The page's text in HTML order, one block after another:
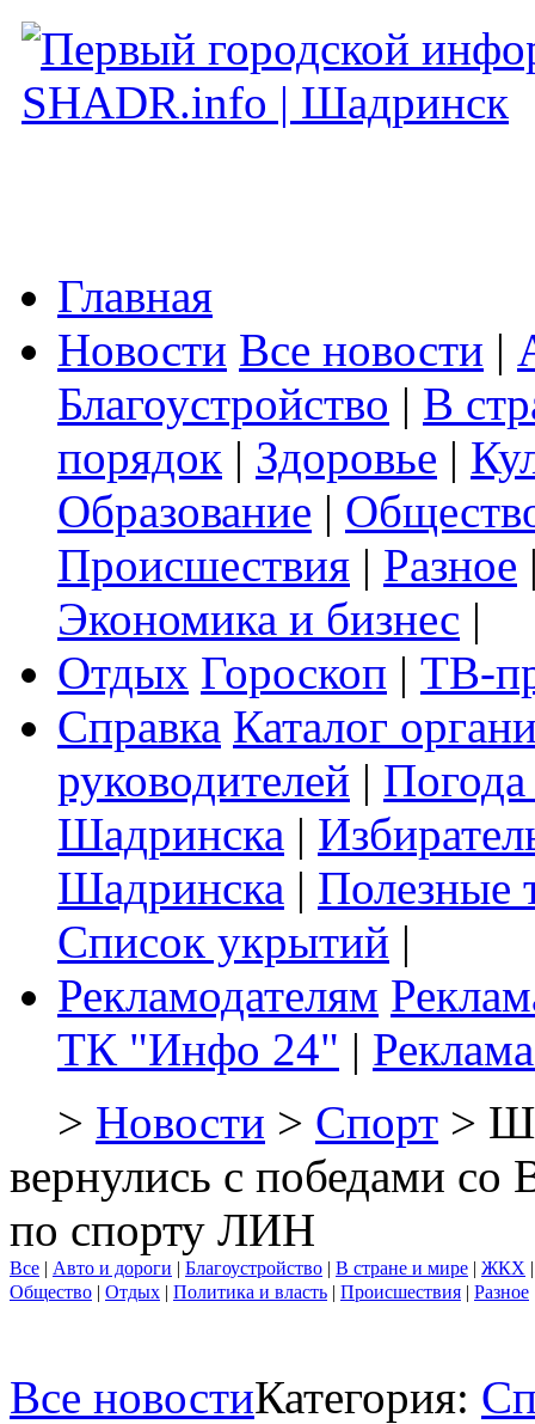
Главная
Новости Все новости |
Благоустройство | В
порядок | Здоровье |
Образование |
Происшествия | Разное
Экономика и бизнес |
Отдых Гороскоп | ТВ-
Справка Каталог
руководителей |
Шадринска |
Шадринска | Полезные
Список укрытий |
Рекламодателям
ТК "Инфо 24" |
> Новости > Спорт >
вернулись с победами со
по спорту ЛИН
Все | Авто и дороги | Благоустройство | В стране и мире | ЖКХ
Общество | Отдых | Политика и власть | Происшествия | Разное
Все новостиКатегория: